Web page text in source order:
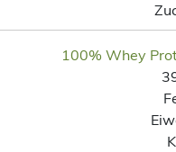
100% Whey